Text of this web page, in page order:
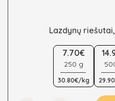
Lazdynų
7.70€
250 g
30.80€/kg